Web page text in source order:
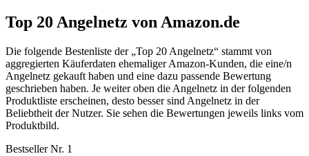
Top 20 Angelnetz von Amazon.de
Die folgende Bestenliste der „Top 20 Angelnetz“ stammt von
aggregierten Käuferdaten ehemaliger Amazon-Kunden, die eine/n
Angelnetz gekauft haben und eine dazu passende Bewertung
geschrieben haben. Je weiter oben die Angelnetz in der folgenden
Produktliste erscheinen, desto besser sind Angelnetz in der
Beliebtheit der Nutzer. Sie sehen die Bewertungen jeweils links vom
Produktbild.
Bestseller Nr. 1